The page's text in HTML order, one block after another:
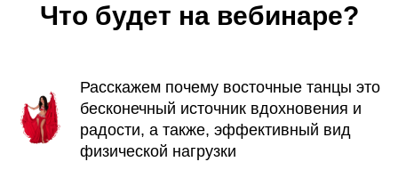
Что будет на вебинаре?
Расскажем почему восточные танцы это
бесконечный источник вдохновения и
радости, а также, эффективный вид
физической нагрузки